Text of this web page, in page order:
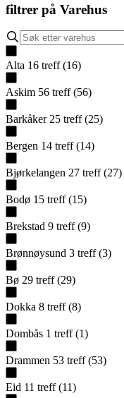
filtrer på Varehus
Alta 16 treff (16)
Askim 56 treff (56)
Barkåker 25 treff (25)
Bergen 14 treff (14)
Bjørkelangen 27 treff (27)
Bodø 15 treff (15)
Brekstad 9 treff (9)
Brønnøysund 3 treff (3)
Bø 29 treff (29)
Dokka 8 treff (8)
Dombås 1 treff (1)
Drammen 53 treff (53)
Eid 11 treff (11)